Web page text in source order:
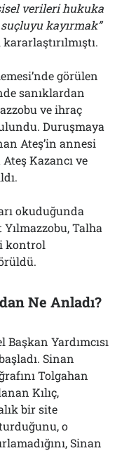
verileri hukuka
kayırmak”
görülen
sanıklardan
ve ihraç
Duruşmaya
Ateş’in annesi
Kazancı ve
okuduğunda
Talha
kontrol
Ne Anladı?
Yardımcısı
Sinan
Tolgahan
Kılıç,
bir site
o
Sinan